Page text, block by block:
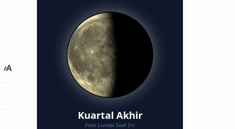
Kuartal Akhir
Fase Lunasi Saat Ini